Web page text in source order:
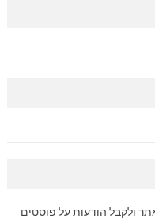
ולקבל הודעות על פוסטים